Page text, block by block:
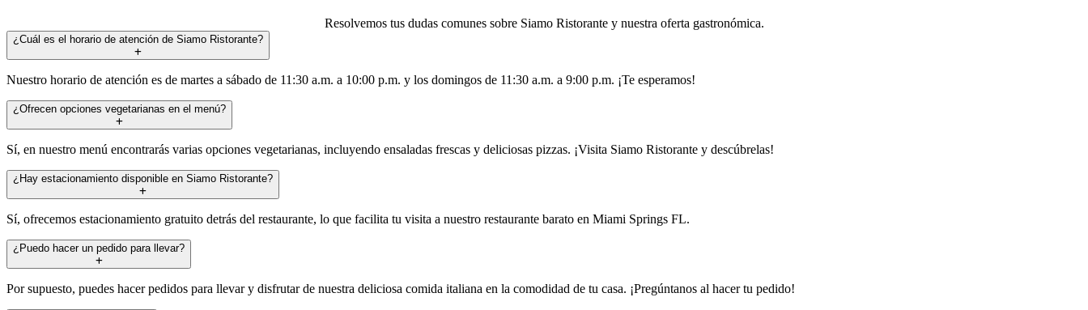
Resolvemos tus dudas comunes sobre Siamo Ristorante y nuestra oferta gastronómica.
¿Cuál es el horario de atención de Siamo Ristorante?
Nuestro horario de atención es de martes a sábado de 11:30 a.m. a 10:00 p.m. y los domingos de 11:30 a.m. a 9:00 p.m. ¡Te esperamos!
¿Ofrecen opciones vegetarianas en el menú?
Sí, en nuestro menú encontrarás varias opciones vegetarianas, incluyendo ensaladas frescas y deliciosas pizzas. ¡Visita Siamo Ristorante y descúbrelas!
¿Hay estacionamiento disponible en Siamo Ristorante?
Sí, ofrecemos estacionamiento gratuito detrás del restaurante, lo que facilita tu visita a nuestro restaurante barato en Miami Springs FL.
¿Puedo hacer un pedido para llevar?
Por supuesto, puedes hacer pedidos para llevar y disfrutar de nuestra deliciosa comida italiana en la comodidad de tu casa. ¡Pregúntanos al hacer tu pedido!